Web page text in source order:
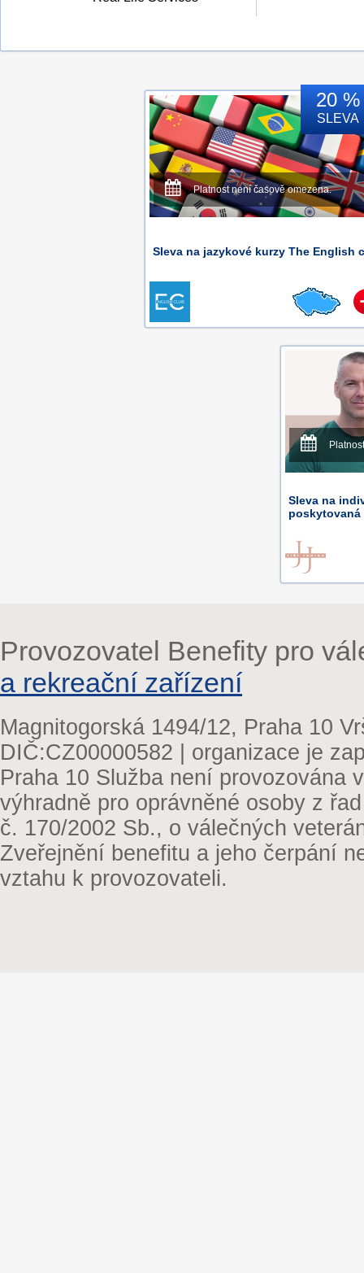
20 %
SLEVA
Platnost není časově omezena.
Sleva na jazykové kurzy The English
Sleva na
Provozovatel Benefity pro
a rekreační zařízení
Magnitogorská 1494/12, Praha 10
DIČ:CZ00000582 | organizace je
Praha 10 Služba není provozována
výhradně pro oprávněné osoby z
č. 170/2002 Sb., o válečných
Zveřejnění benefitu a jeho čerpání
vztahu k provozovateli.